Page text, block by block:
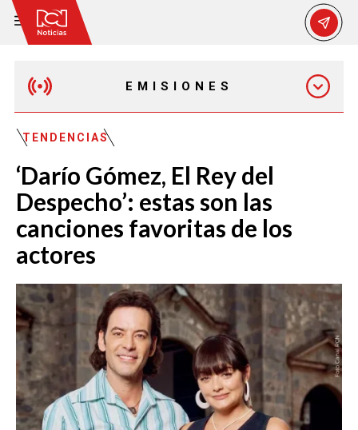
EMISIONES
MAÑANA EXPRESS
EMISIÓN 12:30 PM
EMISIÓN 7:00 PM
EMISIÓN 11:30 PM
TENDENCIAS
‘Darío Gómez, El Rey del
Despecho’: estas son las
canciones favoritas de los
actores